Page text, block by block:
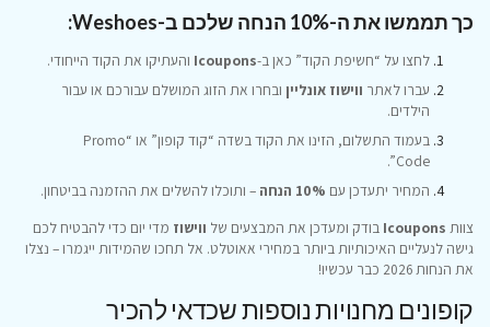
כך תממשו את ה-10% הנחה שלכם ב-Weshoes:
לחצו על “חשיפת הקוד” כאן ב-Icoupons והעתיקו את הקוד הייחודי.
עברו לאתר ווישוז אונליין ובחרו את הזוג המושלם עבורכם או עבור
הילדים.
בעמוד התשלום, הזינו את הקוד בשדה “קוד קופון” או “Promo
Code”.
המחיר יתעדכן עם 10% הנחה
– ותוכלו להשלים את ההזמנה בביטחון.
צוות Icoupons בודק ומעדכן את המבצעים של ווישוז מדי יום כדי להבטיח לכם
גישה לנעליים האיכותיות ביותר במחירי אאוטלט. אל תחכו שהמידות ייגמרו – נצלו
את הנחות 2026 כבר עכשיו!
קופונים מחנויות נוספות שכדאי להכיר